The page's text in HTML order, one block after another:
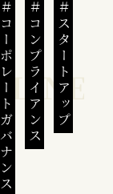
コーポレートガバナンスコンプライアンススタートアップ